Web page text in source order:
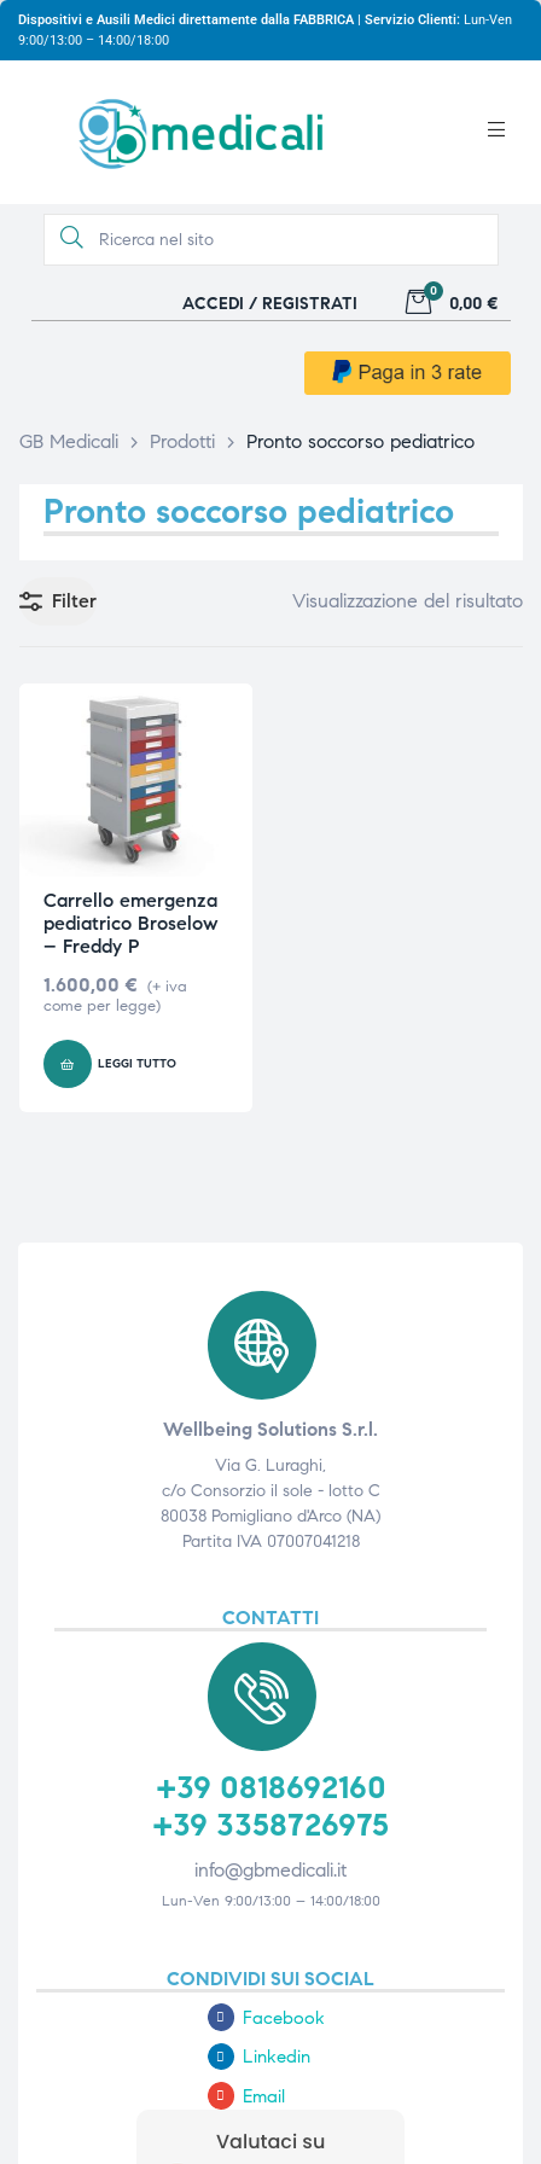
Dispositivi e Ausili Medici direttamente dalla FABBRICA | Servizio Clienti: Lun-Ven
9:00/13:00 – 14:00/18:00
e
ACCEDI / REGISTRATI
0
0,00 €
GB Medicali > Prodotti > Pronto soccorso pediatrico
Pronto soccorso pediatrico
Filter Visualizzazione del risultato
Carrello emergenza
pediatrico Broselow
– Freddy P
1.600,00 € (+ iva
come per legge)
LEGGI TUTTO
Wellbeing Solutions S.r.l.
Via G. Luraghi,
c/o Consorzio il sole - lotto C
80038 Pomigliano d'Arco (NA)
Partita IVA 07007041218
CONTATTI
+39 0818692160
+39 3358726975
info@gbmedicali.it
Lun-Ven 9:00/13:00 – 14:00/18:00
CONDIVIDI SUI SOCIAL
Facebook
Linkedin
Email
e